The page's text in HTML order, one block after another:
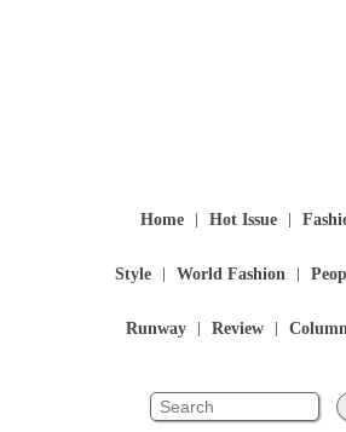
Home Hot Issue
Style World Fashion
Runway Review